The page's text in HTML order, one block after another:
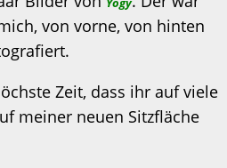
von vorne, von hinten
Zeit, dass ihr auf viele
meiner neuen Sitzfläche